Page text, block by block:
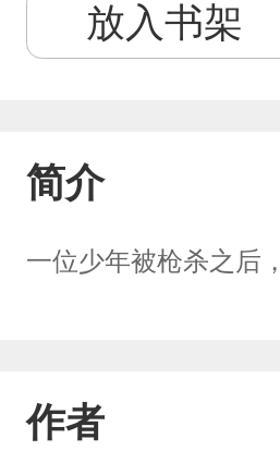
放入书架
简介
一位少年被枪杀之后
作者